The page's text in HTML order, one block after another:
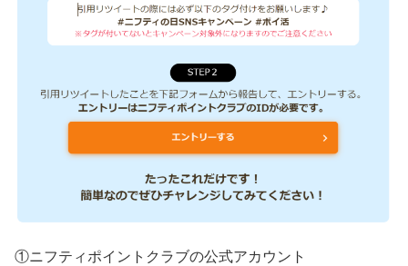
①ニフティポイントクラブの公式アカウント